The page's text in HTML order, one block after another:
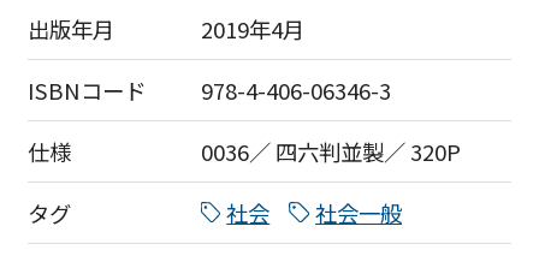
出版年月
2019年4月
ISBNコード
978-4-406-06346-3
仕様
0036／ 四六判並製／ 320P
タグ
社会 社会一般